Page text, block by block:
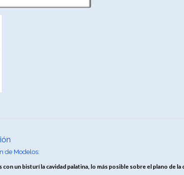
de Modelos:
con un bisturí la cavidad palatina, lo más posible sobre el plano de la